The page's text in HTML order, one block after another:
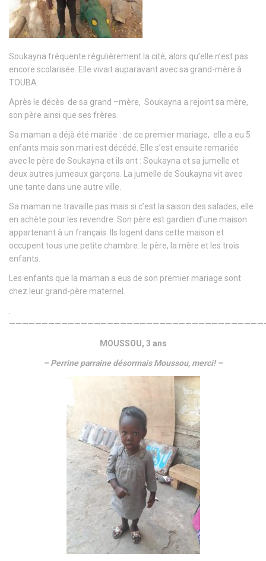
Soukayna fréquente régulièrement la cité, alors qu’elle n’est pas
encore scolarisée. Elle vivait auparavant avec sa grand-mère à
TOUBA.
Après le décès de sa grand –mère, Soukayna a rejoint sa mère,
son père ainsi que ses frères.
Sa maman a déjà été mariée : de ce premier mariage, elle a eu 5
enfants mais son mari est décédé. Elle s’est ensuite remariée
avec le père de Soukayna et ils ont : Soukayna et sa jumelle et
deux autres jumeaux garçons. La jumelle de Soukayna vit avec
une tante dans une autre ville.
Sa maman ne travaille pas mais si c’est la saison des salades, elle
en achète pour les revendre. Son père est gardien d’une maison
appartenant à un français. Ils logent dans cette maison et
occupent tous une petite chambre: le père, la mère et les trois
enfants.
Les enfants que la maman a eus de son premier mariage sont
chez leur grand-père maternel.
MOUSSOU, 3 ans
– Perrine parraine désormais Moussou, merci! –